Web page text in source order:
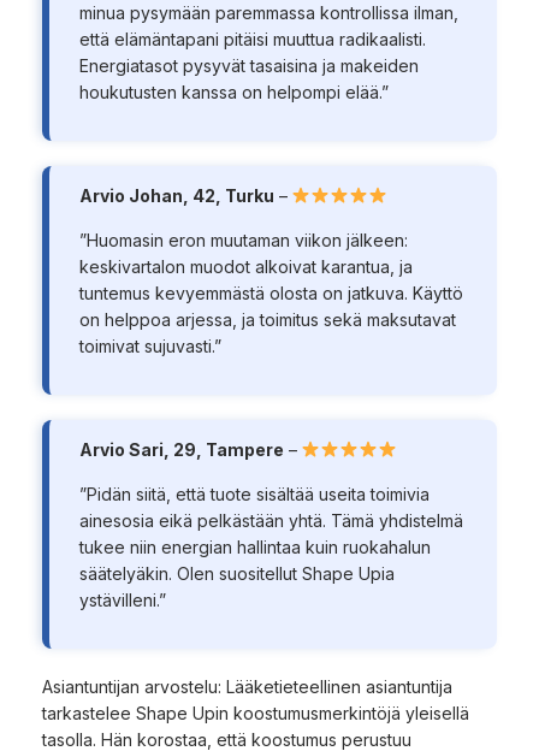
minua pysymään paremmassa kontrollissa ilman,
että elämäntapani pitäisi muuttua radikaalisti.
Energiatasot pysyvät tasaisina ja makeiden
houkutusten kanssa on helpompi elää.”
Arvio Johan, 42, Turku –
”Huomasin eron muutaman viikon jälkeen:
keskivartalon muodot alkoivat karantua, ja
tuntemus kevyemmästä olosta on jatkuva. Käyttö
on helppoa arjessa, ja toimitus sekä maksutavat
toimivat sujuvasti.”
Arvio Sari, 29, Tampere –
”Pidän siitä, että tuote sisältää useita toimivia
ainesosia eikä pelkästään yhtä. Tämä yhdistelmä
tukee niin energian hallintaa kuin ruokahalun
säätelyäkin. Olen suositellut Shape Upia
ystävilleni.”
Asiantuntijan arvostelu: Lääketieteellinen asiantuntija
tarkastelee Shape Upin koostumusmerkintöjä yleisellä
tasolla. Hän korostaa, että koostumus perustuu